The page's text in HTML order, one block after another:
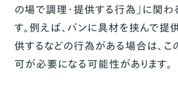
の場で調理・提供する行為」に関
す。例えば、パンに具材を挟んで提
供するなどの行為がある場合は、
可が必要になる可能性があります。